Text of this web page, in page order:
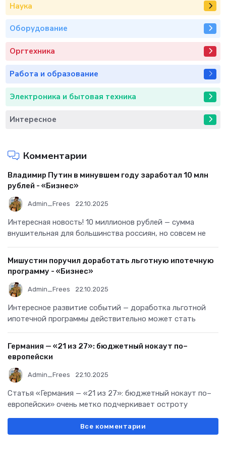
Наука
Оборудование
Оргтехника
Работа и образование
Электроника и бытовая техника
Интересное
Комментарии
Владимир Путин в минувшем году заработал 10 млн
рублей - «Бизнес»
Admin_Frees 22.10.2025
Интересная новость! 10 миллионов рублей — сумма
внушительная для большинства россиян, но совсем не
Мишустин поручил доработать льготную ипотечную
программу - «Бизнес»
Admin_Frees 22.10.2025
Интересное развитие событий — доработка льготной
ипотечной программы действительно может стать
Германия — «21 из 27»: бюджетный нокаут по–
европейски
Admin_Frees 22.10.2025
Статья «Германия — «21 из 27»: бюджетный нокаут по–
европейски» очень метко подчеркивает остроту
Все комментарии